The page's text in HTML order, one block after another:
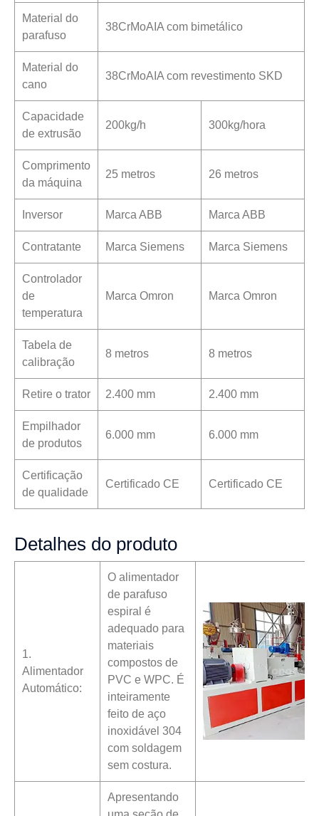
Material do
parafuso
38CrMoAIA com bimetálico
Material do
cano
38CrMoAIA com revestimento SKD
Capacidade
de extrusão
200kg/h 300kg/hora
Comprimento
da máquina
25 metros 26 metros
Inversor Marca ABB Marca ABB
Contratante Marca Siemens Marca Siemens
Controlador
de
temperatura
Marca Omron Marca Omron
Tabela de
calibração
8 metros 8 metros
Retire o trator 2.400 mm 2.400 mm
Empilhador
de produtos
6.000 mm 6.000 mm
Certificação
de qualidade
Certificado CE Certificado CE
Detalhes do produto
1.
Alimentador
Automático:
O alimentador
de parafuso
espiral é
adequado para
materiais
compostos de
PVC e WPC. É
inteiramente
feito de aço
inoxidável 304
com soldagem
sem costura.
Apresentando